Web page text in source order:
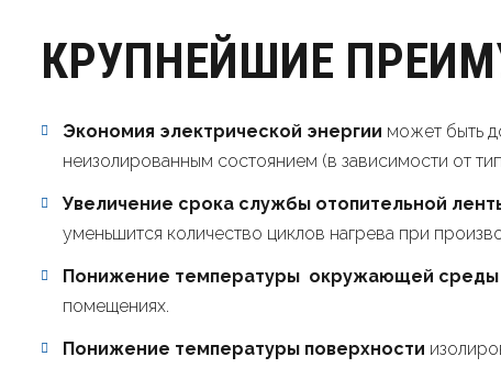
КРУПНЕЙШИЕ
Экономия электрической энергии может быть
неизолированным состоянием (в зависимости от
Увеличение срока службы отопительнoй
уменьшится количество циклов нагрева при
Понижение температуры окружающей среды
помещениях.
Понижение температуры поверхности